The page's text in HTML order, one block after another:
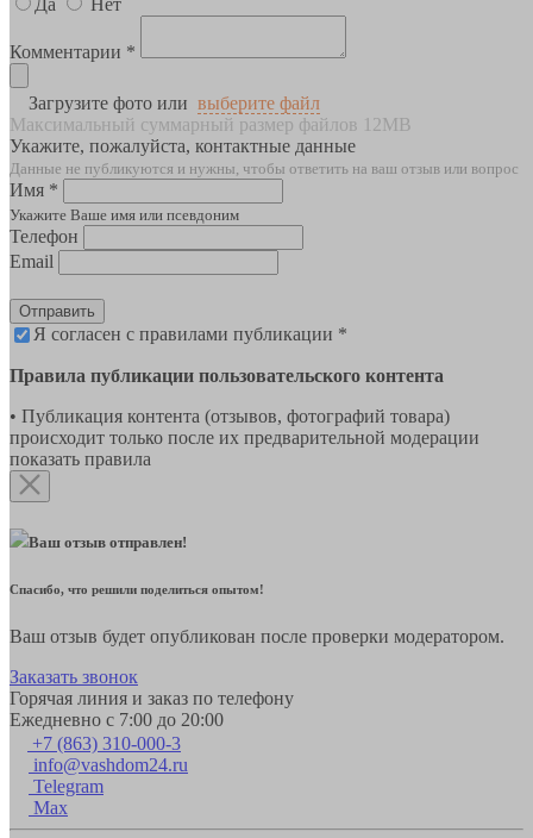
Комментарии *
Загрузите фото или выберите файл
Максимальный суммарный размер файлов 12MB
Укажите, пожалуйста, контактные данные
Данные не публикуются и нужны, чтобы ответить на ваш отзыв или вопрос
Имя *
Укажите Ваше имя или псевдоним
Телефон
Email
Отправить
Я согласен с правилами публикации *
Правила публикации пользовательского контента
• Публикация контента (отзывов, фотографий товара)
происходит только после их предварительной модерации
показать правила
Ваш отзыв отправлен!
Спасибо, что решили поделиться опытом!
Ваш отзыв будет опубликован после проверки модератором.
Заказать звонок
Горячая линия и заказ по телефону
Ежедневно с 7:00 до 20:00
+7 (863) 310-000-3
info@vashdom24.ru
Telegram
Max